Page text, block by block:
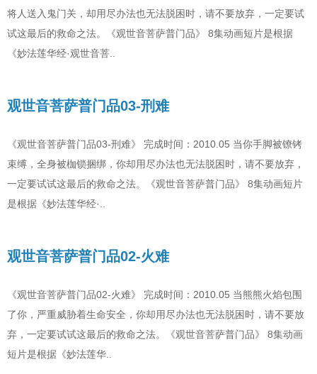
将人送入鬼门关，却用尽办法也无法脱困时，请不要放弃，一定要试
试这最后的救命之法。《观世音菩萨普门品》 8集动画短片是根据
《妙法莲华经·观世音菩..
观世音菩萨普门品03-刑难
《观世音菩萨普门品03-刑难》 完成时间：2010.05 当你手脚被镣铐
束缚，全身被枷锁捆绑，你却用尽办法也无法脱困时，请不要放弃，
一定要试试这最后的救命之法。《观世音菩萨普门品》 8集动画短片
是根据《妙法莲华经·..
观世音菩萨普门品02-火难
《观世音菩萨普门品02-火难》 完成时间：2010.05 当熊熊火焰包围
了你，严重威胁着生命安全，你却用尽办法也无法脱困时，请不要放
弃，一定要试试这最后的救命之法。《观世音菩萨普门品》 8集动画
短片是根据《妙法莲华..